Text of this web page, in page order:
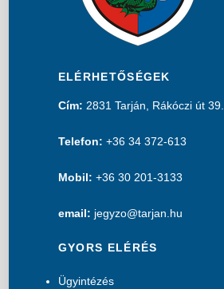
ELÉRHETŐSÉGEK
Cím: 2831 Tarján, Rákóczi út 39.
Telefon: +36 34 372-613
Mobil: +36 30 201-3133
email: jegyzo@tarjan.hu
GYORS ELÉRÉS
Ügyintézés